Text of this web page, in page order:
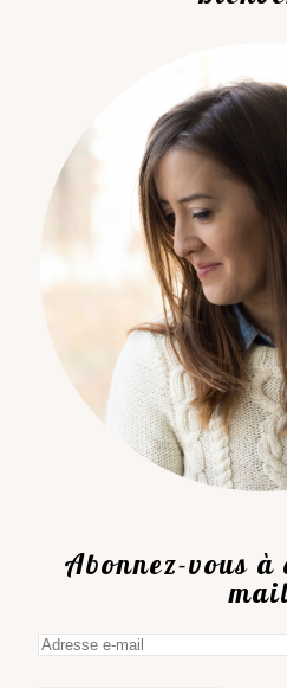
Abonnez-vous à
Adresse